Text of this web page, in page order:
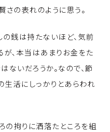
さの表れのように思う。
の銭は持たないほど、気前
が、本当はあまりお金をた
ないだろうか。なので、節
活にしっかりとあらわれ
の拘りに洒落たところを組